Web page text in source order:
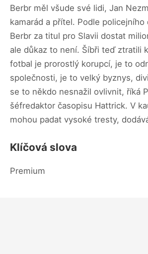
Berbr měl všude své lidi, Jan
kamarád a přítel. Podle policejního
Berbr za titul pro Slavii dostat
ale důkaz to není. Šíbři teď ztratili
fotbal je prorostlý korupcí, je to
společnosti, je to velký byznys,
se to někdo nesnažil ovlivnit, říká
šéfredaktor časopisu Hattrick. V
mohou padat vysoké tresty,
Klíčová slova
Premium